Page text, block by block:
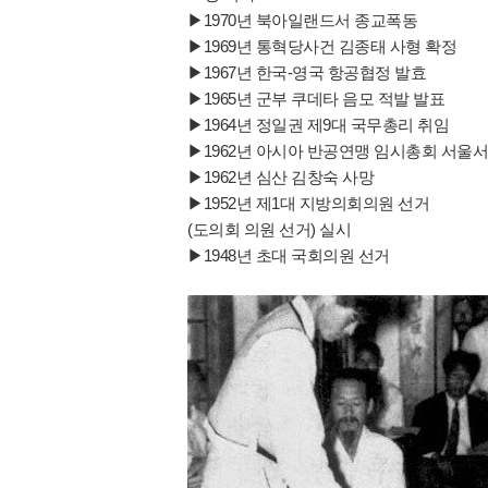
▶1970년 북아일랜드서 종교폭동
▶1969년 통혁당사건 김종태 사형 확정
▶1967년 한국-영국 항공협정 발효
▶1965년 군부 쿠데타 음모 적발 발표
▶1964년 정일권 제9대 국무총리 취임
▶1962년 아시아 반공연맹 임시총회 서울
▶1962년 심산 김창숙 사망
▶1952년 제1대 지방의회의원 선거
(도의회 의원 선거) 실시
▶1948년 초대 국회의원 선거